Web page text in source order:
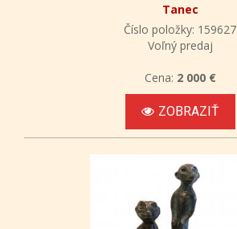
Tanec
Číslo položky: 159627
Voľný predaj
Cena: 2 000 €
ZOBRAZIŤ